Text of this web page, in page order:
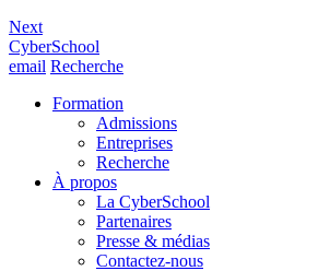
Next
CyberSchool
email Recherche
Formation
Admissions
Entreprises
Recherche
À propos
La CyberSchool
Partenaires
Presse & médias
Contactez-nous